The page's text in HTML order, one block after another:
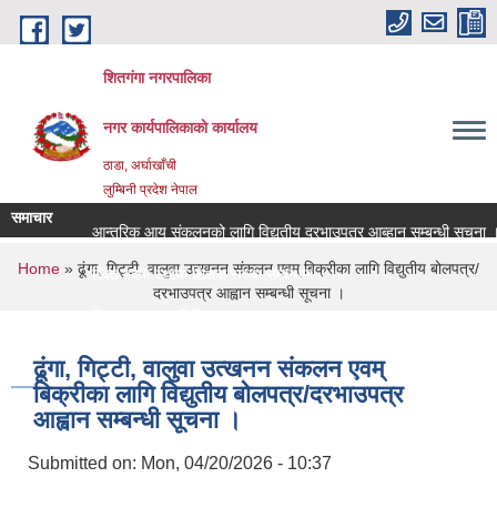
Skip to main content
शितगंगा नगरपालिका
नगर कार्यपालिकाकाे कार्यालय
ठाडा, अर्घाखाँची
लुम्बिनी प्रदेश नेपाल
समाचार
आन्तरिक आय संकलनको लागि विद्युतीय दरभाउपत्र आब्हान सम्बन्धी सूचना
रिक्त पदमा स्थायी शिक्षक सरुवा सम्बन्धमा ।।।
You are here
Home » ढूंगा, गिट्टी, वालुवा उत्खनन संकलन एवम् बिक्रीका लागि विद्युतीय बोलपत्र/
दरभाउपत्र आह्वान सम्बन्धी सूचना ।
ढूंगा, गिट्टी, वालुवा उत्खनन संकलन एवम्
बिक्रीका लागि विद्युतीय बोलपत्र/दरभाउपत्र
आह्वान सम्बन्धी सूचना ।
Submitted on: Mon, 04/20/2026 - 10:37